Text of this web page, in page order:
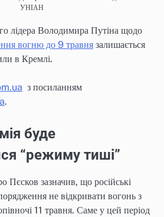
УНІАН
лідера Володимира Путіна щодо
вогню до 9 травня залишається
в Кремлі.
з посиланням
.
буде
“режиму тиші”
зазначив, що російські
не відкривати вогонь з
11 травня. Саме у цей період